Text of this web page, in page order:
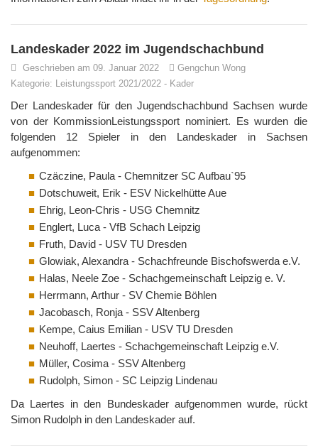
Landeskader 2022 im Jugendschachbund
Geschrieben am 09. Januar 2022
Gengchun Wong
Kategorie: Leistungssport 2021/2022 - Kader
Der Landeskader für den Jugendschachbund Sachsen wurde
von der KommissionLeistungssport nominiert. Es wurden die
folgenden 12 Spieler in den Landeskader in Sachsen
aufgenommen:
Czäczine, Paula - Chemnitzer SC Aufbau`95
Dotschuweit, Erik - ESV Nickelhütte Aue
Ehrig, Leon-Chris - USG Chemnitz
Englert, Luca - VfB Schach Leipzig
Fruth, David - USV TU Dresden
Glowiak, Alexandra - Schachfreunde Bischofswerda e.V.
Halas, Neele Zoe - Schachgemeinschaft Leipzig e. V.
Herrmann, Arthur - SV Chemie Böhlen
Jacobasch, Ronja - SSV Altenberg
Kempe, Caius Emilian - USV TU Dresden
Neuhoff, Laertes - Schachgemeinschaft Leipzig e.V.
Müller, Cosima - SSV Altenberg
Rudolph, Simon - SC Leipzig Lindenau
Da Laertes in den Bundeskader aufgenommen wurde, rückt
Simon Rudolph in den Landeskader auf.